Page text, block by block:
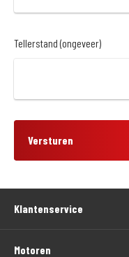
Tellerstand (ongeveer)
Versturen
Klantenservice
Motoren